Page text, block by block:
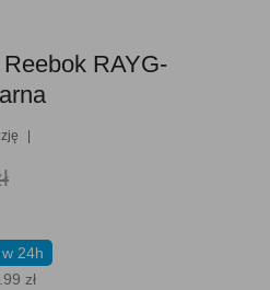
RAYG-
w 24h
zł